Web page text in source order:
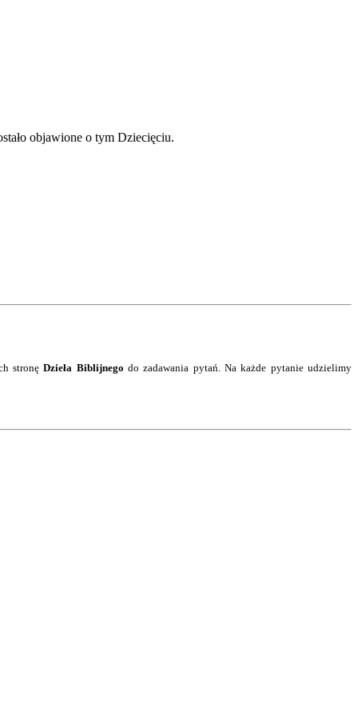
objawione o tym Dziecięciu.
stronęDzieła Biblijnego do zadawania pytań. Na każde pytanieudzielimy